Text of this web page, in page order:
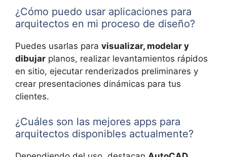
¿Cómo puedo usar aplicaciones para
arquitectos en mi proceso de diseño?
Puedes usarlas para visualizar, modelar y
dibujar planos, realizar levantamientos rápidos
en sitio, ejecutar renderizados preliminares y
crear presentaciones dinámicas para tus
clientes.
¿Cuáles son las mejores apps para
arquitectos disponibles actualmente?